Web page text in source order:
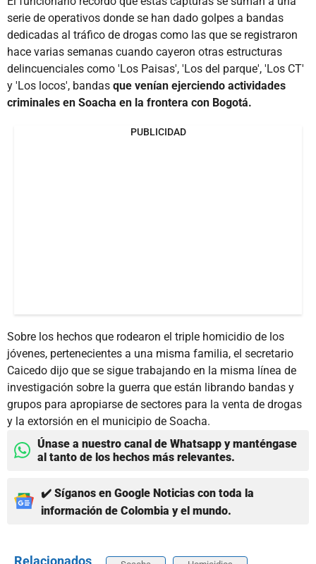
serie de operativos donde se han dado golpes a bandas
dedicadas al tráfico de drogas como las que se registraron
hace varias semanas cuando cayeron otras estructuras
delincuenciales como 'Los Paisas', 'Los del parque', 'Los CT'
y 'Los locos', bandas que venían ejerciendo actividades
criminales en Soacha en la frontera con Bogotá.
PUBLICIDAD
Sobre los hechos que rodearon el triple homicidio de los
jóvenes, pertenecientes a una misma familia, el secretario
Caicedo dijo que se sigue trabajando en la misma línea de
investigación sobre la guerra que están librando bandas y
grupos para apropiarse de sectores para la venta de drogas
y la extorsión en el municipio de Soacha.
Únase a nuestro canal de Whatsapp y manténgase
al tanto de los hechos más relevantes.
✔️ Síganos en Google Noticias con toda la
información de Colombia y el mundo.
Relacionados